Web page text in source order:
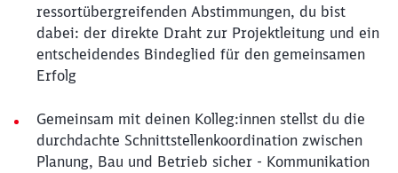
ressortübergreifenden Abstimmungen, du bist
dabei: der direkte Draht zur Projektleitung und ein
entscheidendes Bindeglied für den gemeinsamen
Erfolg
Gemeinsam mit deinen Kolleg:innen stellst du die
durchdachte Schnittstellenkoordination zwischen
Planung, Bau und Betrieb sicher - Kommunikation